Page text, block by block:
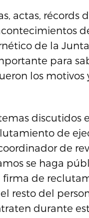
actas, récords
de la
para
los
discutidos
de
de
se haga
firma de
resto del
durante